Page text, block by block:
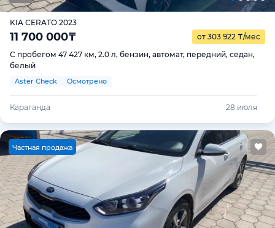
KIA CERATO 2023
11 700 000₸ от 303 922 ₸/мес
С пробегом 47 427 км, 2.0 л, бензин, автомат, передний, седан,
белый
Aster Check Осмотрено
Караганда 28 июля
Частная продажа